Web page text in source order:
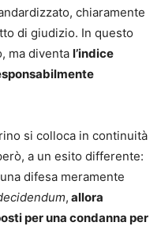
chiaramente
di giudizio. In questo
ma diventa l’indice
si colloca in continuità
a un esito differente:
difesa meramente
, allora
per una condanna per